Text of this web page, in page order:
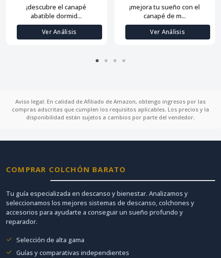
¡descubre el canapé
abatible dormid...
Ver Análisis
¡mejora tu sueño con el
canapé de m...
Ver Análisis
Aviso legal: En calidad de Afiliado de Amazon, obtengo ingresos por las
compras adscritas que cumplen los requisitos aplicables. Los precios y la
disponibilidad están sujetos a cambios por parte del vendedor.
COMPRAR COLCHÓN BARATO
Tu guía especializada en descanso y bienestar. Analizamos y
seleccionamos los mejores sistemas de descanso, colchones y
accesorios para ayudarte a conseguir un sueño profundo y
reparador.
Selección de alta gama
Guías y comparativas independientes